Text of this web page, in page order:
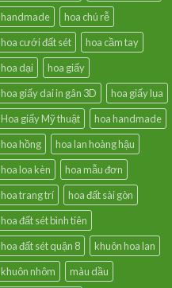
handmade
hoa chú rễ
hoa cưới đất sét
hoa cầm tay
hoa dại
hoa giấy
hoa giấy dai in gân 3D
hoa giấy lụa
Hoa giấy Mỹ thuật
hoa handmade
hoa hồng
hoa lan hoàng hậu
hoa loa kèn
hoa mẫu đơn
hoa trang trí
hoa đất sài gòn
hoa đất sét bình tiên
hoa đất sét quận 8
khuôn hoa lan
khuôn nhôm
màu dầu